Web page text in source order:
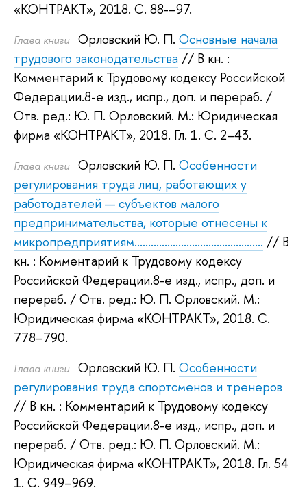
«КОНТРАКТ», 2018. С. 88-–97.
Глава книги Орловский Ю. П. Основные начала
трудового законодательства // В кн. :
Комментарий к Трудовому кодексу Российской
Федерации.8-е изд., испр., доп. и перераб. /
Отв. ред.: Ю. П. Орловский. М.: Юридическая
фирма «КОНТРАКТ», 2018. Гл. 1. С. 2–43.
Глава книги Орловский Ю. П. Особенности
регулирования труда лиц, работающих у
работодателей — субъектов малого
предпринимательства, которые отнесены к
микропредприятиям............................................... // В
кн. : Комментарий к Трудовому кодексу
Российской Федерации.8-е изд., испр., доп. и
перераб. / Отв. ред.: Ю. П. Орловский. М.:
Юридическая фирма «КОНТРАКТ», 2018. С.
778–790.
Глава книги Орловский Ю. П. Особенности
регулирования труда спортсменов и тренеров
// В кн. : Комментарий к Трудовому кодексу
Российской Федерации.8-е изд., испр., доп. и
перераб. / Отв. ред.: Ю. П. Орловский. М.:
Юридическая фирма «КОНТРАКТ», 2018. Гл. 54
1. С. 949–969.